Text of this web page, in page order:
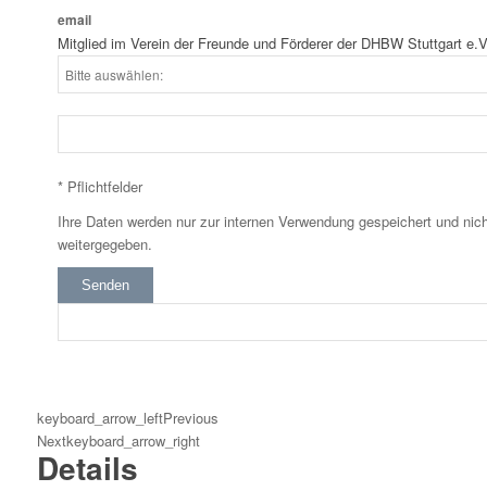
email
Mitglied im Verein der Freunde und Förderer der DHBW Stuttgart
* Pflichtfelder
Ihre Daten werden nur zur internen Verwendung gespeichert und
weitergegeben.
Senden
keyboard_arrow_leftPrevious
Nextkeyboard_arrow_right
Details